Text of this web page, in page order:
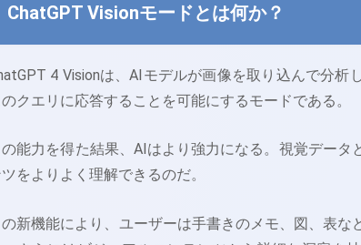
ChatGPT Visionモードとは何か？
4 Visionは、AIモデルが画像を取り込んで分析
のクエリに応答することを可能にするモードである。
の能力を得た結果、AIはより強力になる。視覚データ
ツをよりよく理解できるのだ。
の新機能により、ユーザーは手書きのメモ、図、表な